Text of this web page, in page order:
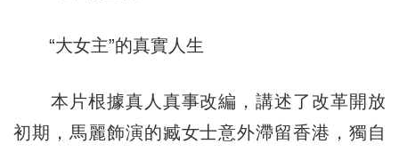
“大女主”的真實人生
本片根據真人真事改編，講述了改革開放
初期，馬麗飾演的臧女士意外滯留香港，獨自